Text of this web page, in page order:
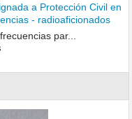
a Protección Civil en
- radioaficionados
par...